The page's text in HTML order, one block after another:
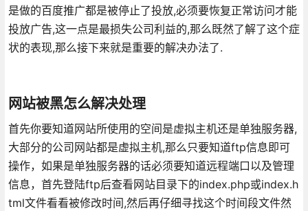
是做的百度推广都是被停止了投放,必须要恢复正常访问才能
投放广告,这一点是最损失公司利益的,那么既然了解了这个症
状的表现,那么接下来就是重要的解决办法了.
网站被黑怎么解决处理
首先你要知道网站所使用的空间是虚拟主机还是单独服务器,
大部分的公司网站都是虚拟主机,那么只要知道ftp信息即可
操作，如果是单独服务器的话必须要知道远程端口以及管理
信息，首先登陆ftp后查看网站目录下的index.php或index.h
tml文件看看被修改时间,然后再仔细寻找这个时间段文件然